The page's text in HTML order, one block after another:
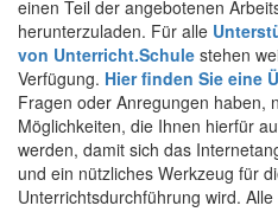
einen Teil der angebotenen
herunterzuladen. Für alle
von Unterricht.Schule stehen
Verfügung. Hier finden Sie eine
Fragen oder Anregungen haben,
Möglichkeiten, die Ihnen hierfür
werden, damit sich das
und ein nützliches Werkzeug für
Unterrichtsdurchführung wird.